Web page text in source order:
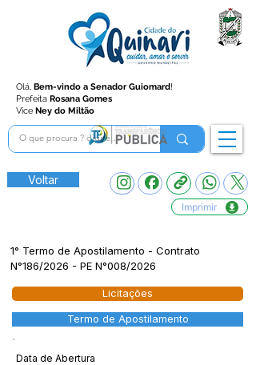
Olá, Bem-vindo a Senador Guiomard!
Prefeita Rosana Gomes
Vice Ney do Miltão
Voltar
Imprimir
1° Termo de Apostilamento - Contrato
N°186/2026 - PE N°008/2026
Licitações
Termo de Apostilamento
Data de Abertura